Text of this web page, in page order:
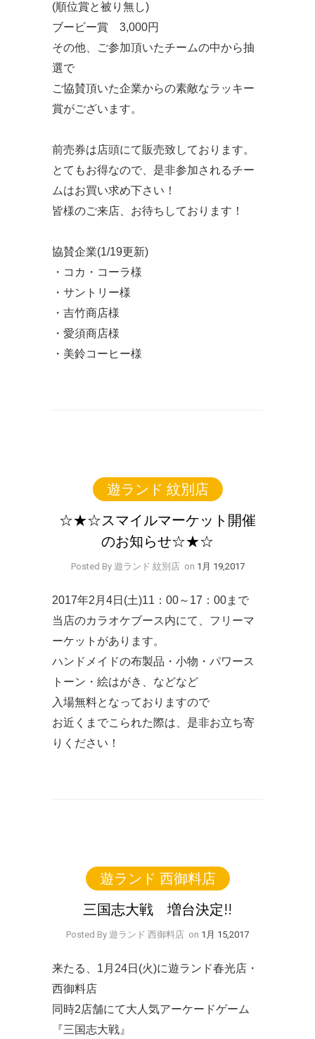
(順位賞と被り無し)
ブービー賞 3,000円
その他、ご参加頂いたチームの中から抽
選で
ご協賛頂いた企業からの素敵なラッキー
賞がございます。
前売券は店頭にて販売致しております。
とてもお得なので、是非参加されるチー
ムはお買い求め下さい！
皆様のご来店、お待ちしております！
協賛企業(1/19更新)
・コカ・コーラ様
・サントリー様
・吉竹商店様
・愛須商店様
・美鈴コーヒー様
遊ランド 紋別店
☆★☆スマイルマーケット開催
のお知らせ☆★☆
Posted By 遊ランド 紋別店 on 1月 19,2017
2017年2月4日(土)11：00～17：00まで
当店のカラオケブース内にて、フリーマ
ーケットがあります。
ハンドメイドの布製品・小物・パワース
トーン・絵はがき、などなど
入場無料となっておりますので
お近くまでこられた際は、是非お立ち寄
りください！
遊ランド 西御料店
三国志大戦 増台決定!!
Posted By 遊ランド 西御料店 on 1月 15,2017
来たる、1月24日(火)に遊ランド春光店・
西御料店
同時2店舗にて大人気アーケードゲーム
『三国志大戦』